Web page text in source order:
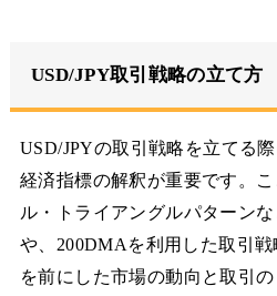
USD/JPY取引戦略の立て方
USD/JPYの取引戦略を立てる
経済指標の解釈が重要です。
ル・トライアングルパターン
や、200DMAを利用した取引
を前にした市場の動向と取引